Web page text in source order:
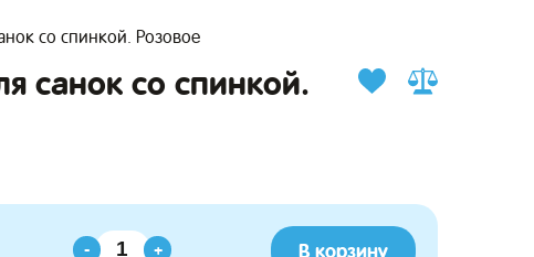
со спинкой. Розовое
санок со спинкой.
- + В корзину